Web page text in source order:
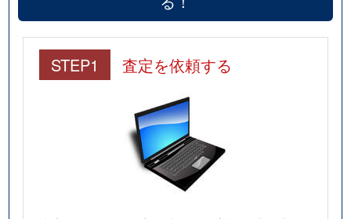
STEP1 査定を依頼する